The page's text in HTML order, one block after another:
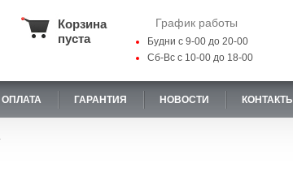
Корзина
пуста
График работы
Будни с 9-00 до 20-00
Сб-Вс с 10-00 до 18-00
ГАРАНТИЯ НОВОСТИ КОНТАКТЫ